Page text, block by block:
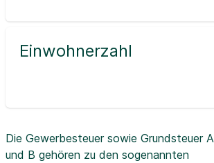
Einwohnerzahl
Die Gewerbesteuer sowie Grundsteuer A
und B gehören zu den sogenannten